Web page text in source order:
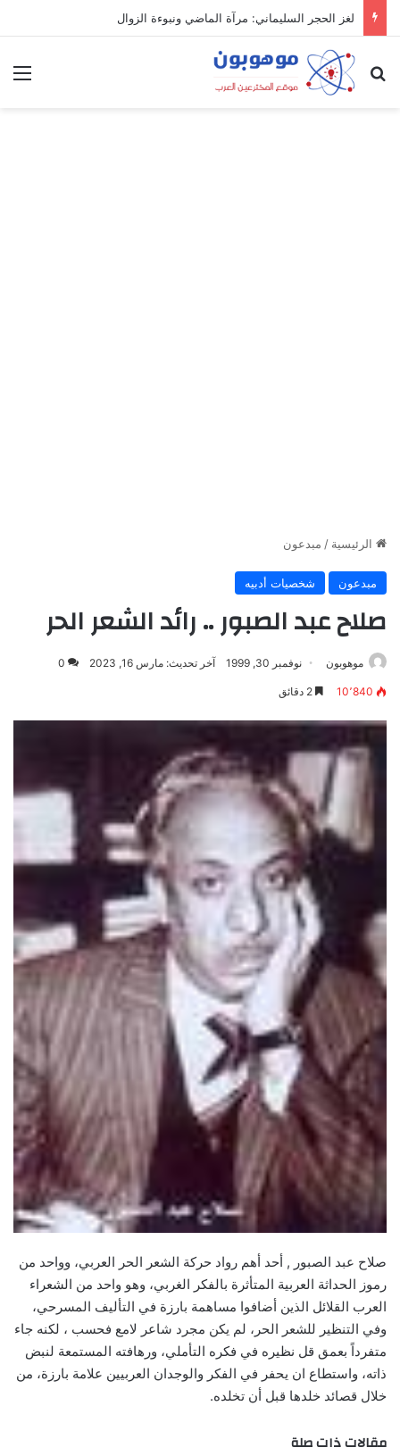
لغز الحجر السليماني: مرآة الماضي ونبوءة الزوال
بحث عن
الرئيسية / مبدعون
مبدعون شخصيات أدبيه
صلاح عبد الصبور .. رائد الشعر الحر
موهوبون نوفمبر 30, 1999 آخر تحديث: مارس 16, 2023 0
10٬840
صلاح عبد الصبور , أحد أهم رواد حركة الشعر الحر العربي، وواحد من
رموز الحداثة العربية المتأثرة بالفكر الغربي، وهو واحد من الشعراء
العرب القلائل الذين أضافوا مساهمة بارزة في التأليف المسرحي،
وفي التنظير للشعر الحر، لم يكن مجرد شاعر لامع فحسب ، لكنه جاء
متفرداً بعمق قل نظيره في فكره التأملي، ورهافته المستمعة لنبض
ذاته، واستطاع ان يحفر في الفكر والوجدان العربيين علامة بارزة، من
خلال قصائد خلدها قبل أن تخلده.
مقالات ذات صلة